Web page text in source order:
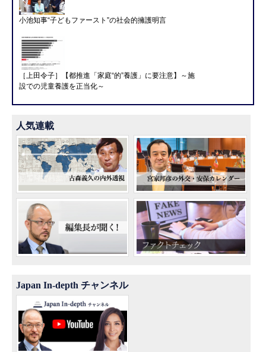
小池知事“子どもファースト”の社会的擁護明言
［上田令子］【都推進「家庭“的”養護」に要注意】～施
設での児童養護を正当化～
人気連載
Japan In-depth チャンネル